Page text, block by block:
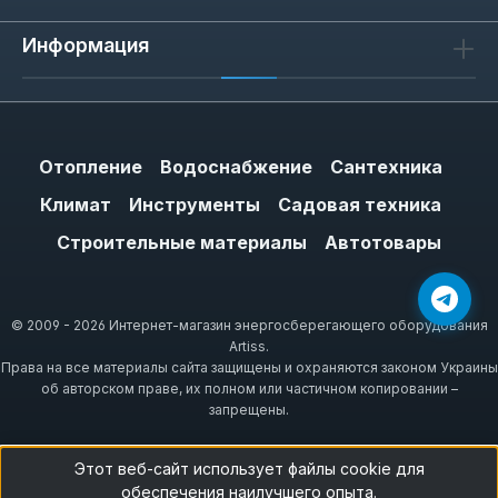
выравнивания стыков. Благодаря высокой
частоте вращения (до 17500 об/мин)
липа) достаточно минимальной глубины 2
мм, что снижает расход ножей и
позволяют строгать широкие заготовки за
один проход, сокращая время на финишную
доводку.
Особенности бренда Vitals
Информация
Отопление Водоснабжение
Сантехника
Климат
Инструменты
Садовая техника
Строительные материалы
Автотовары
© 2009 - 2026 Интернет-магазин энергосберегающего оборудования
Artiss.
Права на все материалы сайта защищены и охраняются законом Украины
об авторском праве, их полном или частичном копировании –
запрещены.
Этот веб-сайт использует файлы cookie для
обеспечения наилучшего опыта.